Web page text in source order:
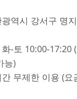
역시 강서구 명
-토 10:00-17:20
능)
간 무제한 이용 (요